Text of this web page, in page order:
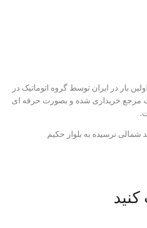
بار در ایران توسط گروه اتوماتیک در
مرجع خریداری شده و بصورت حرفه ای
شمالی نرسیده به بلوار حکیم